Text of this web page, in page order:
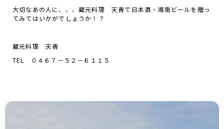
大切なあの人に、、、蔵元料理 天青で日本酒・湘南ビールを贈っ
てみてはいかがでしょうか！？
蔵元料理 天青
TEL ０４６７－５２－６１１５